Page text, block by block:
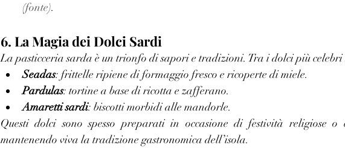
(fonte).
6. La Magia dei Dolci Sardi
La pasticceria sarda è un trionfo di sapori e tradizioni. Tra i dolci più
Seadas: frittelle ripiene di formaggio fresco e ricoperte di miele.
Pardulas: tortine a base di ricotta e zafferano.
Amaretti sardi: biscotti morbidi alle mandorle.
Questi dolci sono spesso preparati in occasione di festività religiose
mantenendo viva la tradizione gastronomica dell’isola.